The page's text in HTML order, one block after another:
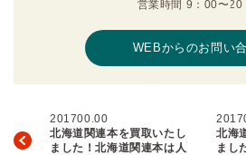
営業時間 9：00〜20
WEBからのお問い
201700.00
北海道関連本を買取いたし
ました！北海道関連本は人
北海
まし